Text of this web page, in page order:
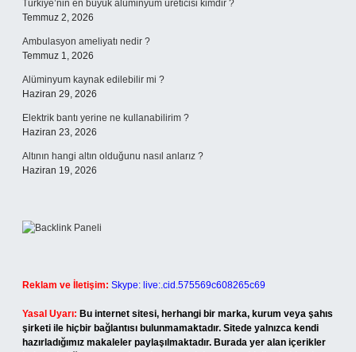
Türkiye’nin en büyük alüminyum üreticisi kimdir ?
Temmuz 2, 2026
Ambulasyon ameliyatı nedir ?
Temmuz 1, 2026
Alüminyum kaynak edilebilir mi ?
Haziran 29, 2026
Elektrik bantı yerine ne kullanabilirim ?
Haziran 23, 2026
Altının hangi altın olduğunu nasıl anlarız ?
Haziran 19, 2026
Reklam ve İletişim: Skype: live:.cid.575569c608265c69
Yasal Uyarı: Bu internet sitesi, herhangi bir marka, kurum veya şahıs
şirketi ile hiçbir bağlantısı bulunmamaktadır. Sitede yalnızca kendi
hazırladığımız makaleler paylaşılmaktadır. Burada yer alan içerikler